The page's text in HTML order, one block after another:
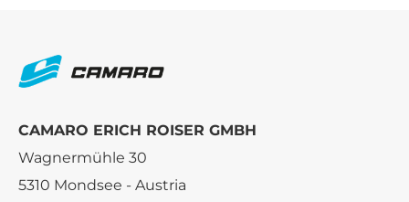
CAMARO ERICH ROISER GMBH
Wagnermühle 30
5310 Mondsee - Austria